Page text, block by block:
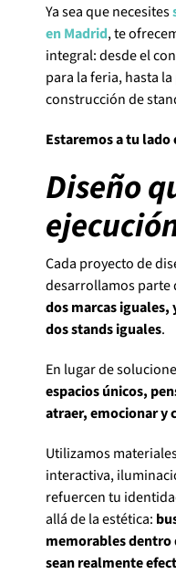
Ya sea que necesites
en Madrid, te
integral: desde el
para la feria, hasta
construcción de
Estaremos a tu lado
Diseño
Cada proyecto de
desarrollamos parte
dos marcas
dos stands iguales.
En lugar de
espacios únicos,
atraer, emocionar y
Utilizamos
interactiva,
refuercen tu
allá de la estética:
memorables dentro
sean realmente